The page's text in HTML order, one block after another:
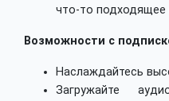
что-то подходящее
Возможности с
Наслаждайтесь
Загружайте